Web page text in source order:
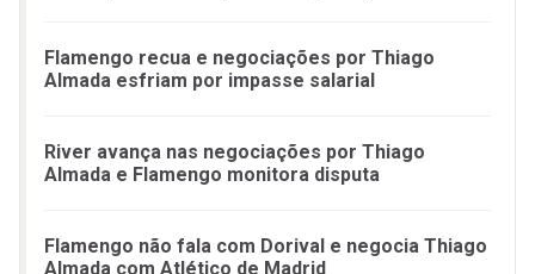
Flamengo recua e negociações por Thiago
Almada esfriam por impasse salarial
River avança nas negociações por Thiago
Almada e Flamengo monitora disputa
Flamengo não fala com Dorival e negocia Thiago
Almada com Atlético de Madrid